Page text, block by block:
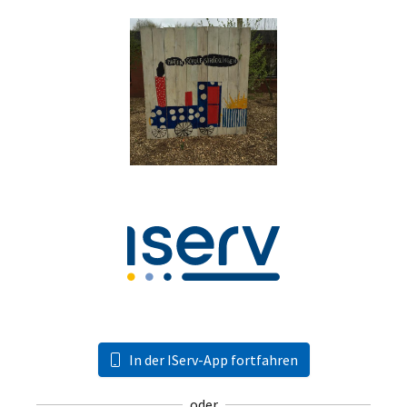
In der IServ-App fortfahren